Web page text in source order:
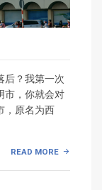
后？我第一次
市，你就会对
，原名为西
READ MORE